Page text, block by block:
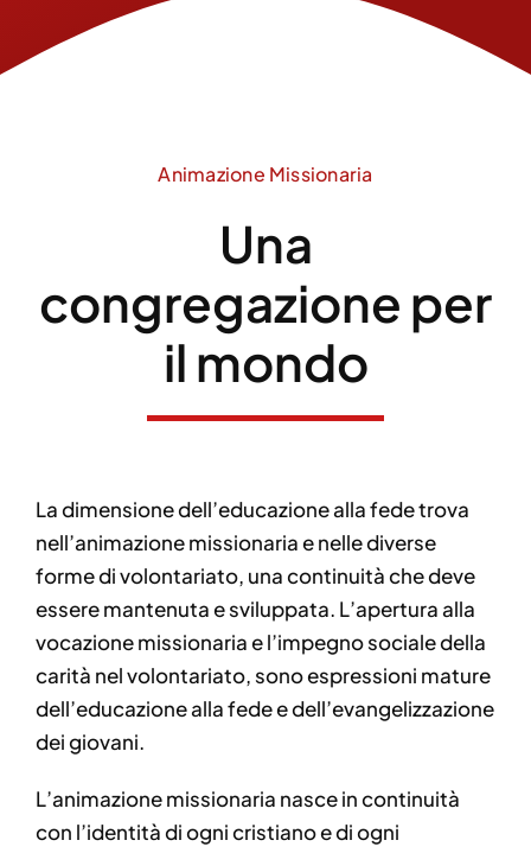
Animazione Missionaria
Una
congregazione per
il mondo
La dimensione dell’educazione alla fede trova
nell’animazione missionaria e nelle diverse
forme di volontariato, una continuità che deve
essere mantenuta e sviluppata. L’apertura alla
vocazione missionaria e l’impegno sociale della
carità nel volontariato, sono espressioni mature
dell’educazione alla fede e dell’evangelizzazione
dei giovani.
L’animazione missionaria nasce in continuità
con l’identità di ogni cristiano e di ogni